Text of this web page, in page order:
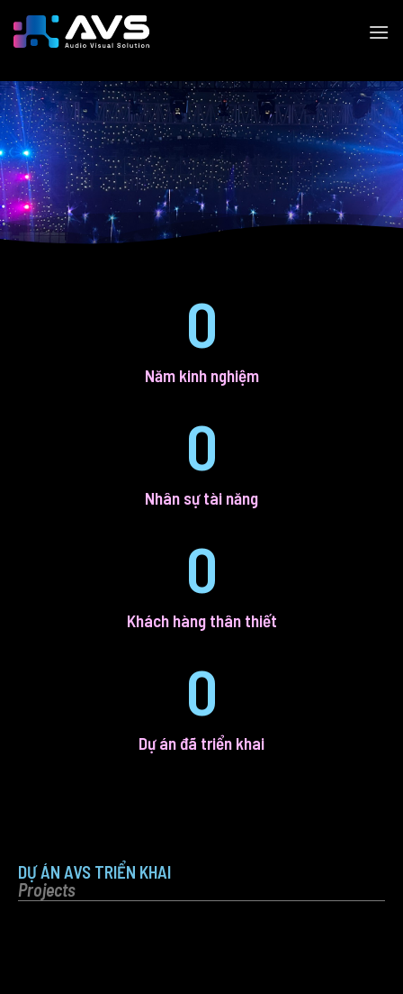
Năm kinh nghiệm
0
Nhân sự tài năng
0
Khách hàng thân thiết
0
Dự án đã triển khai
0
DỰ ÁN AVS TRIỂN KHAI
Projects